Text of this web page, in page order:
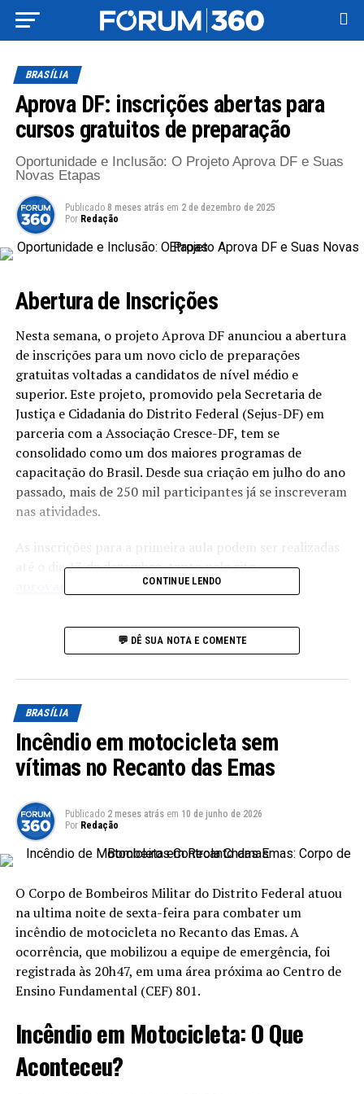
BRASÍLIA
Aprova DF: inscrições abertas para
cursos gratuitos de preparação
Oportunidade e Inclusão: O Projeto Aprova DF e Suas
Novas Etapas
Publicado 8 meses atrás em 2 de dezembro de 2025
Por Redação
Abertura de Inscrições
Nesta semana, o projeto Aprova DF anunciou a abertura
de inscrições para um novo ciclo de preparações
gratuitas voltadas a candidatos de nível médio e
superior. Este projeto, promovido pela Secretaria de
Justiça e Cidadania do Distrito Federal (Sejus-DF) em
parceria com a Associação Cresce-DF, tem se
consolidado como um dos maiores programas de
capacitação do Brasil. Desde sua criação em julho do ano
passado, mais de 250 mil participantes já se inscreveram
nas atividades.
As inscrições para a primeira aula podem ser realizadas
até o dia 13 de dezembro, tanto pelo site
quanto no local das aulas, que
Quadra 3 do Setor Comercial Sul. Para as aulas
subsequentes, as inscrições estarão abertas na semana
Objetivos do Aprova DF
O objetivo central do Aprova DF é democratizar o
acesso à educação e garantir que aqueles que não têm
condições financeiras de custear cursinhos
preparatórios tenham a oportunidade de estudar com
qualidade. As aulas serão ministradas por professores
experientes e reconhecidos em Brasília. O projeto
promete continuidade, com suas atividades se
Estrutura das Aulas
As aulas ocorrerão todos os fins de semana, das 8h às
17h, no mesmo local mencionado anteriormente. Os
participantes receberão apostilas, kits de lanche e
o aprendizado.
Disciplinas Oferecidas
CONTINUE LENDO
💬 DÊ SUA NOTA E COMENTE
BRASÍLIA
Incêndio em motocicleta sem
vítimas no Recanto das Emas
Publicado 2 meses atrás em 10 de junho de 2026
Por Redação
O Corpo de Bombeiros Militar do Distrito Federal atuou
na ultima noite de sexta-feira para combater um
incêndio de motocicleta no Recanto das Emas. A
ocorrência, que mobilizou a equipe de emergência, foi
registrada às 20h47, em uma área próxima ao Centro de
Ensino Fundamental (CEF) 801.
Incêndio em Motocicleta: O Que
Aconteceu?